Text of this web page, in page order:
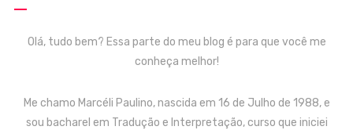
Olá, tudo bem? Essa parte do meu blog é para que você me
conheça melhor!
Me chamo Marcéli Paulino, nascida em 16 de Julho de 1988, e
sou bacharel em Tradução e Interpretação, curso que iniciei